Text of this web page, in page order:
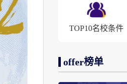
TOP10名校条件
offer榜单